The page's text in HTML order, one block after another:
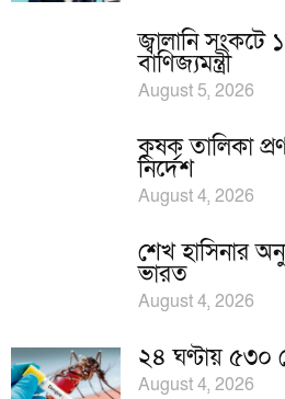
জ্বালানি সংকটে
বাণিজ্যমন্ত্রী
August 5, 2026
কৃষক তালিকা
নির্দেশ
August 4, 2026
শেখ হাসিনার
ভারত
August 4, 2026
২৪ ঘণ্টায় ৫৩০
August 4, 2026